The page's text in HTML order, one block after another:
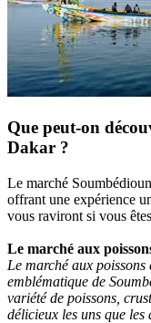
Que peut-on
Dakar ?
Le marché
offrant une expérience
vous raviront si vous
Le marché aux
Le marché aux
emblématique de
variété de poissons,
délicieux les uns que les